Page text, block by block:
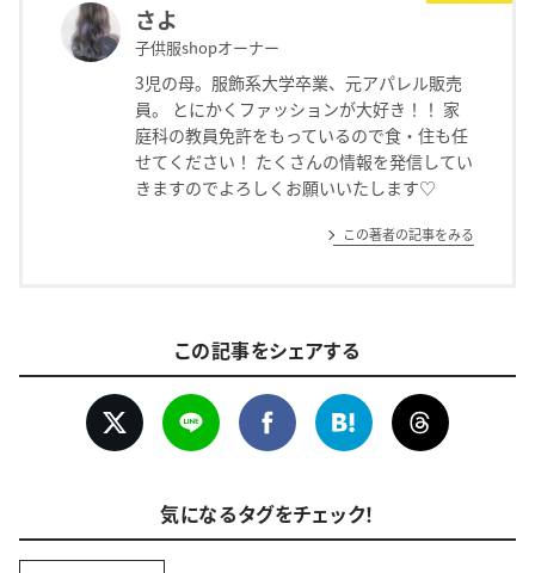
さよ
子供服shopオーナー
3児の母。服飾系大学卒業、元アパレル販売
員。 とにかくファッションが大好き！！ 家
庭科の教員免許をもっているので食・住も任
せてください！ たくさんの情報を発信してい
きますのでよろしくお願いいたします♡
この著者の記事をみる
この記事をシェアする
気になるタグをチェック！